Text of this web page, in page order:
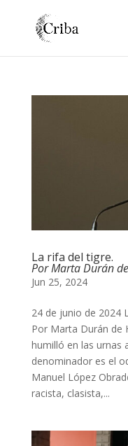
La rifa del tigre.
Por Marta Durán
Jun 25, 2024
24 de junio de 2024
Por Marta Durán de
humilló en las urnas
denominador es el
Manuel López
racista, clasista,...